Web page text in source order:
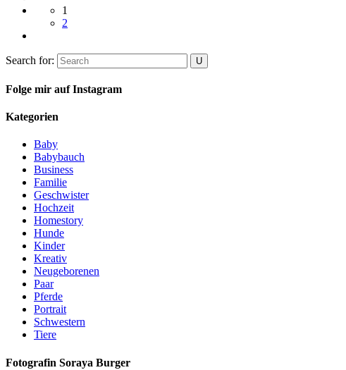
1
2
Search for:
Folge mir auf Instagram
Kategorien
Baby
Babybauch
Business
Familie
Geschwister
Hochzeit
Homestory
Hunde
Kinder
Kreativ
Neugeborenen
Paar
Pferde
Portrait
Schwestern
Tiere
Fotografin Soraya Burger